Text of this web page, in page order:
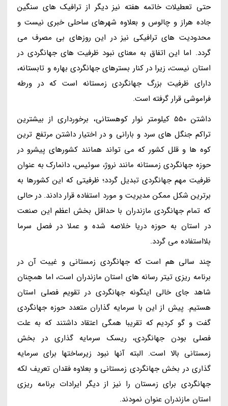
حتی تعطیلات خاتمه هفته نیز دیگر از ترافیک های سنگین
جاده هراز و چالوس و بعلاوه شهرهای ساحلی خبری نیست و
محدودیت های ترافیکی نیز در این روزهای بی مصرف می
گردد. اما این اتفاق به معنای نبود ظرفیت های جهانگردی در
استان نیست، زیرا در کنار بسترهای جهانگردی بهاره و تابستانه،
دارای ظرفیت بزرگ جهانگردی زمستانه است که در ورطه
فراموشی قرار گرفته است.
داشتن 550 کیلومتر نوار کوهستانی، برخورداری از بیشترین
تراکم جنگل های سرد و بارانی و در اختیار داشتن مرتفع ترین
کوه ها و قلل کشور که می تواند همانند کشورهای پیشرو در
حوزه جهانگردی زمستانه مانند نروژ، سوئیس، دانمارک به عنوان
ظرفیت مهم جهانگردی تبدیل گردد؛ ظرفیتی که این کشورها به
برترین شکل ممکن مدیریت و مورد استفاده قرار دادند. در حالی
که تمام جهانگردی مازندران با حداقل بخش اعظم این صنعت
در استان به حوزه دریا خلاصه شده و عملا در فصل سرما
بلااستفاده می گردد.
چند سالی هم است که جهانگردی زمستانی و غیبت آن در
برنامه ریزی تیتر رسانه های استان مازندران است، اما همچنان
شاهد جای خالی اینگونه جهانگردی در تقویم فصلی استان
هستیم. پیش از این با سرمایه گذاران متعدد حوزه جهانگردی
گفت و گو کردیم که تقریبا همگی اعتقاد داشتند که به علت
فصلی بودن جهانگردی، ریسک سرمایه گذاری در بخش
زمستانی بالا است. البته آنها نبود زیرساختها برای سرمایه
گذاری در بخش جهانگردی زمستانی و بعلاوه فقدان تعریف لکه
جهانگردی برای زمستان را نیز از دیگر ایرادات برنامه ریزی
استان مازندران عنوان نمودند.